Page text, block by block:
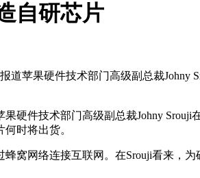
自研芯片
果硬件技术部门高级副总裁Johny
件技术部门高级副总裁Johny Srouji
时将出货。
网络连接互联网。在Srouji看来，为